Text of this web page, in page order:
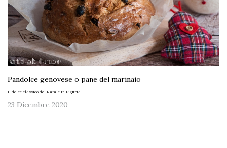
Pandolce genovese o pane del marinaio
Il dolce classico del Natale in Liguria
23 Dicembre 2020